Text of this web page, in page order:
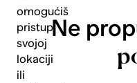
omogućiš
pristup
svojoj
lokaciji
ili
Ne